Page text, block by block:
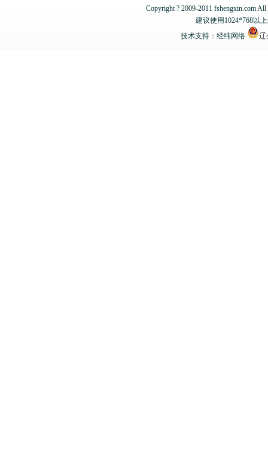
Copyright ? 2009-2011 fshengxin.com
建议使用1024*768以
技术支持：经纬网络
辽